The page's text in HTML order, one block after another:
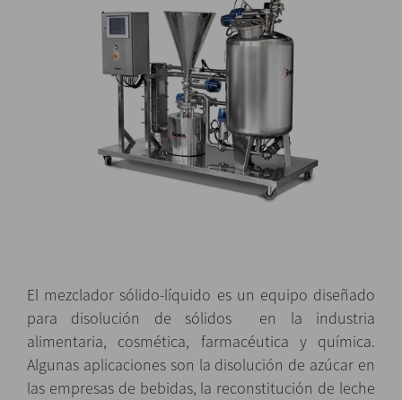
El mezclador sólido-líquido es un equipo diseñado
para disolución de sólidos en la industria
alimentaria, cosmética, farmacéutica y química.
Algunas aplicaciones son la disolución de azúcar en
las empresas de bebidas, la reconstitución de leche